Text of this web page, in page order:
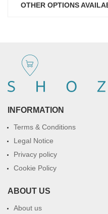
OTHER OPTIONS
INFORMATION
Terms & Conditions
Legal Notice
Privacy policy
Cookie Policy
ABOUT US
About us